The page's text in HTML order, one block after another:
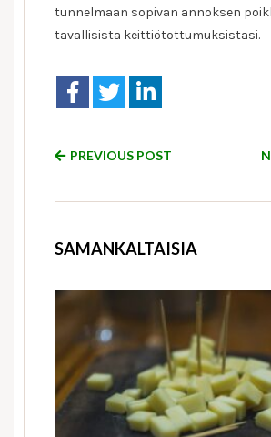
tunnelmaan sopivan annoksen
tavallisista keittiötottumuksistasi.
PREVIOUS POST
SAMANKALTAISIA